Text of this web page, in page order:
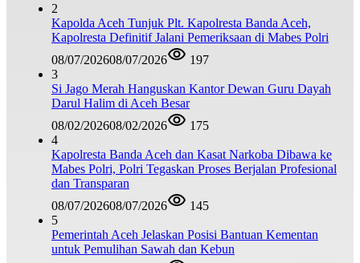
2
Kapolda Aceh Tunjuk Plt. Kapolresta Banda Aceh,
Kapolresta Definitif Jalani Pemeriksaan di Mabes Polri
08/07/202608/07/2026
197
3
Si Jago Merah Hanguskan Kantor Dewan Guru Dayah
Darul Halim di Aceh Besar
08/02/202608/02/2026
175
4
Kapolresta Banda Aceh dan Kasat Narkoba Dibawa ke
Mabes Polri, Polri Tegaskan Proses Berjalan Profesional
dan Transparan
08/07/202608/07/2026
145
5
Pemerintah Aceh Jelaskan Posisi Bantuan Kementan
untuk Pemulihan Sawah dan Kebun